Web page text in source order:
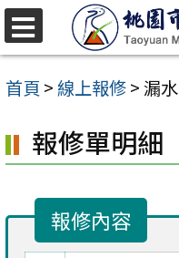
跳
至
主
內
容
首頁 >線上報修> 漏水
報修單明細
報修內容
選
單